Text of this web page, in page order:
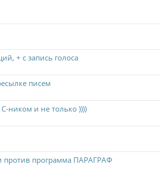
+ с запись голоса
писем
ником и не только ))))
против программа ПАРАГРАФ